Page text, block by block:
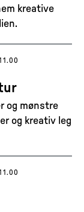
kreative
og mønstre
og kreativ leg